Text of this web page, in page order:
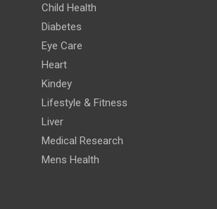
Child Health
Diabetes
Eye Care
Heart
Kindey
Lifestyle & Fitness
Liver
Medical Research
Mens Health